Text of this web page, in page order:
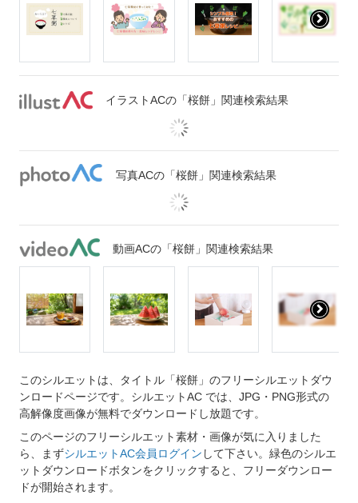
イラストACの「桜餅」関連検索結果
写真ACの「桜餅」関連検索結果
動画ACの「桜餅」関連検索結果
このシルエットは、タイトル「桜餅」のフリーシルエットダウ
ンロードページです。シルエットAC では、JPG・PNG形式の
高解像度画像が無料でダウンロードし放題です。
このページのフリーシルエット素材・画像が気に入りました
ら、まずシルエットAC会員ログイン して下さい。緑色のシルエ
ットダウンロードボタンをクリックすると、フリーダウンロー
ドが開始されます。